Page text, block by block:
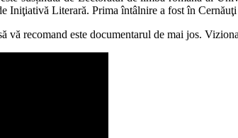
Literară. Prima întâlnire a fost în Cernăuţi
vă recomand este documentarul de mai jos.